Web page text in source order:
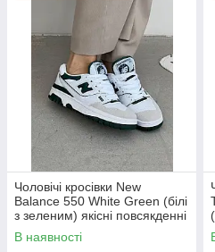
Чоловічі кросівки New
Balance 550 White Green (білі
з зеленим) якісні повсякденні
кроси NB020 top
В наявності